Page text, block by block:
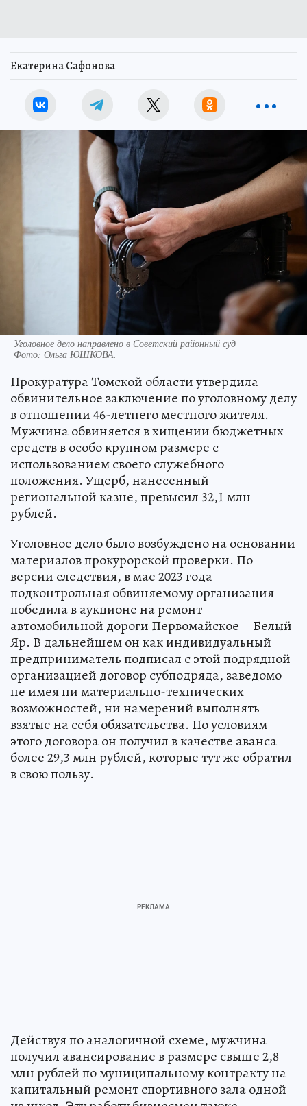
Екатерина Сафонова
Уголовное дело направлено в Советский районный суд
Фото: Ольга ЮШКОВА.
Прокуратура Томской области утвердила
обвинительное заключение по уголовному делу
в отношении 46-летнего местного жителя.
Мужчина обвиняется в хищении бюджетных
средств в особо крупном размере с
использованием своего служебного
положения. Ущерб, нанесенный
региональной казне, превысил 32,1 млн
рублей.
Уголовное дело было возбуждено на основании
материалов прокурорской проверки. По
версии следствия, в мае 2023 года
подконтрольная обвиняемому организация
победила в аукционе на ремонт
автомобильной дороги Первомайское – Белый
Яр. В дальнейшем он как индивидуальный
предприниматель подписал с этой подрядной
организацией договор субподряда, заведомо
не имея ни материально-технических
возможностей, ни намерений выполнять
взятые на себя обязательства. По условиям
этого договора он получил в качестве аванса
более 29,3 млн рублей, которые тут же обратил
в свою пользу.
Действуя по аналогичной схеме, мужчина
получил авансирование в размере свыше 2,8
млн рублей по муниципальному контракту на
капитальный ремонт спортивного зала одной